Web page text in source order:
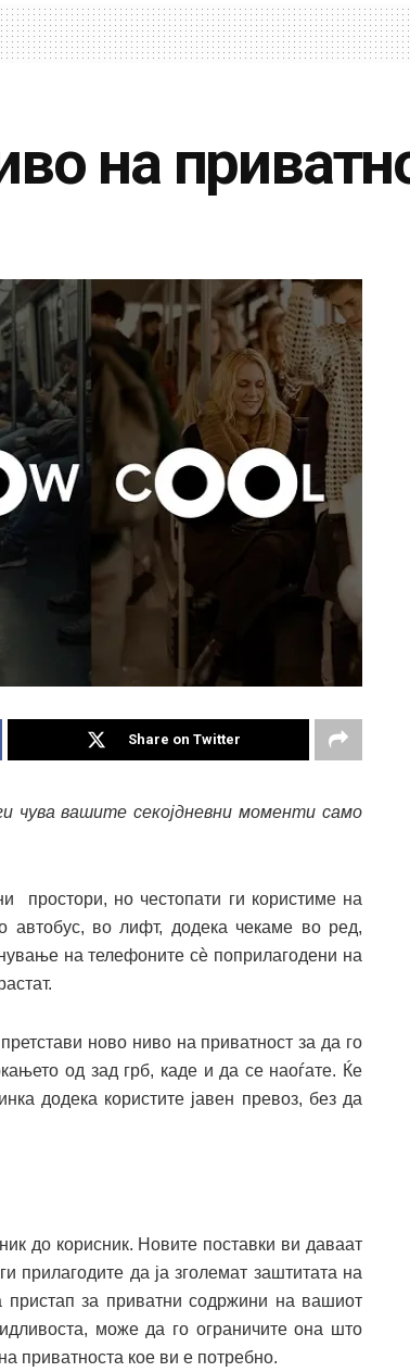
на
Share on Twitter
чува вашите секојдневни моменти само
простори, но честопати ги користиме на
автобус, во лифт, додека чекаме во ред,
на телефоните сѐ поприлагодени на
ново ниво на приватност за да го
од зад грб, каде и да се наоѓате. Ќе
додека користите јавен превоз, без да
до корисник. Новите поставки ви даваат
прилагодите да ја зголемат заштитата на
за приватни содржини на вашиот
може да го ограничите она што
приватноста кое ви е потребно.